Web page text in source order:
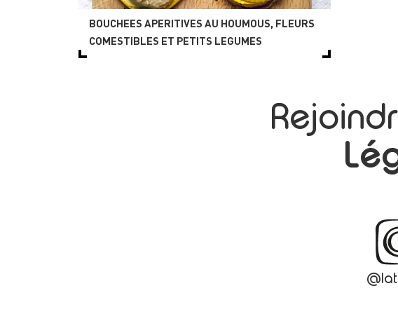
BOUCHEES APERITIVES AU HOUMOUS, FLEURS
COMESTIBLES ET PETITS LEGUMES